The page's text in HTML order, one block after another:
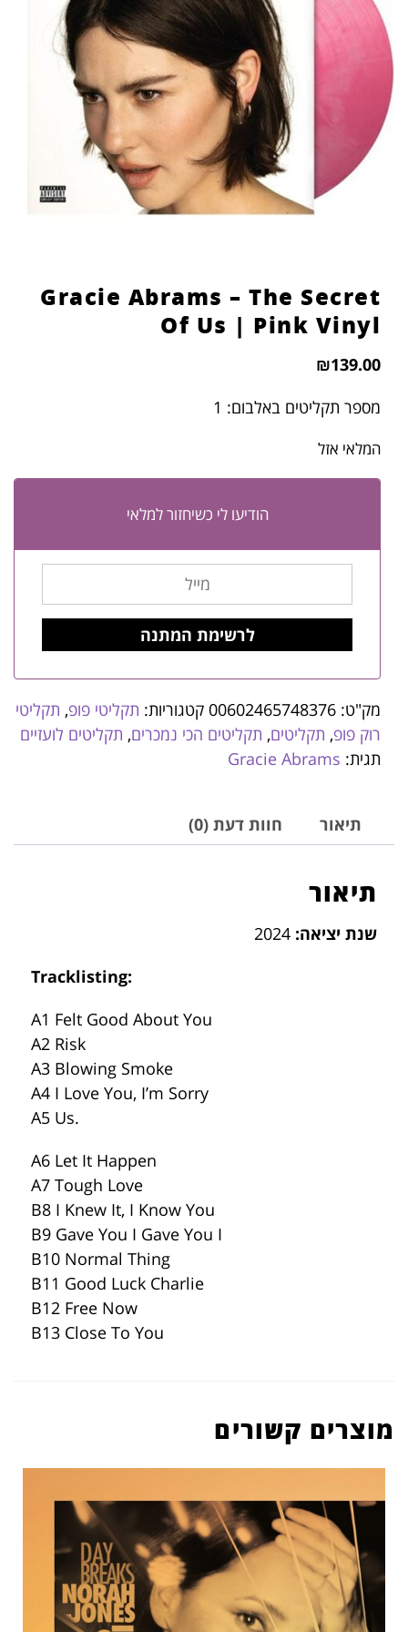
format_underlined הוסף קו תחתון לקישורים
סמן קישורים
לאפס
את
כל
האפשרויות
cached
Gracie Abrams – The Secret
Of Us | Pink Vinyl
₪139.00
מספר תקליטים באלבום: 1
המלאי אזל
הודיעו לי כשיחזור למלאי
מק"ט: 00602465748376 קטגוריות: תקליטי פופ, תקליטי
רוק פופ, תקליטים, תקליטים הכי נמכרים, תקליטים לועזיים
תגית: Gracie Abrams
תיאור חוות דעת (0)
תיאור
שנת יציאה: 2024
Tracklisting:
A1 Felt Good About You
A2 Risk
A3 Blowing Smoke
A4 I Love You, I’m Sorry
A5 Us.
A6 Let It Happen
A7 Tough Love
B8 I Knew It, I Know You
B9 Gave You I Gave You I
B10 Normal Thing
B11 Good Luck Charlie
B12 Free Now
B13 Close To You
מוצרים קשורים